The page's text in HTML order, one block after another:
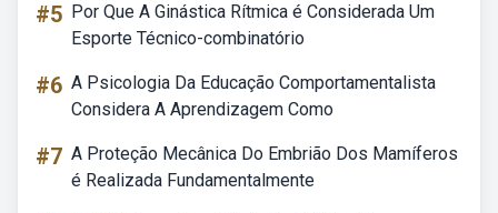
#5 Por Que A Ginástica Rítmica é Considerada Um
Esporte Técnico-combinatório
#6 A Psicologia Da Educação Comportamentalista
Considera A Aprendizagem Como
#7 A Proteção Mecânica Do Embrião Dos Mamíferos
é Realizada Fundamentalmente